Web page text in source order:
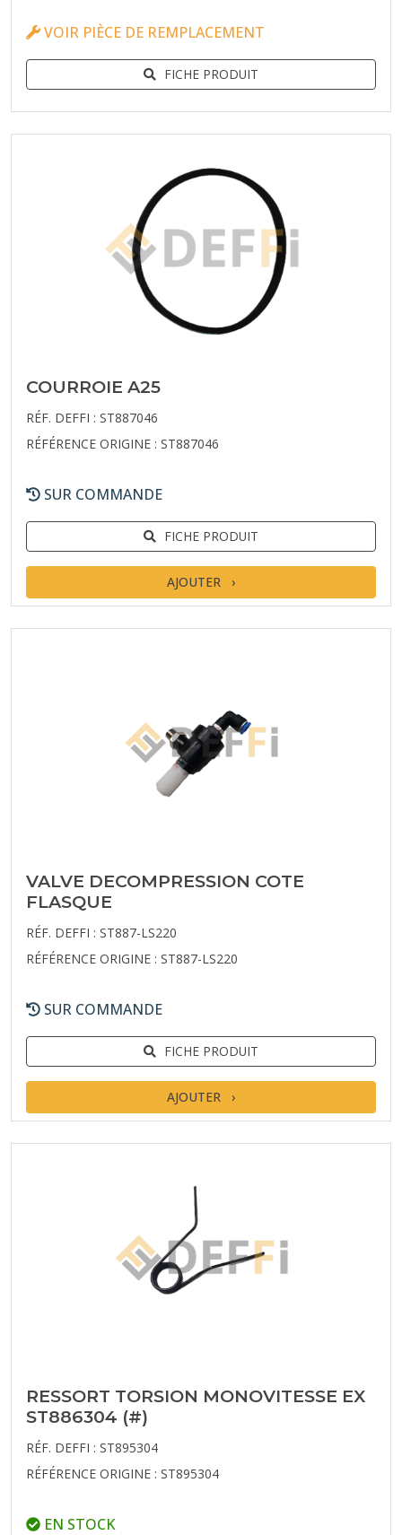
VOIR PIÈCE DE REMPLACEMENT
FICHE PRODUIT
COURROIE A25
RÉF. DEFFI : ST887046
RÉFÉRENCE ORIGINE : ST887046
SUR COMMANDE
FICHE PRODUIT
AJOUTER
VALVE DECOMPRESSION COTE
FLASQUE
RÉF. DEFFI : ST887-LS220
RÉFÉRENCE ORIGINE : ST887-LS220
SUR COMMANDE
FICHE PRODUIT
AJOUTER
RESSORT TORSION MONOVITESSE EX
ST886304 (#)
RÉF. DEFFI : ST895304
RÉFÉRENCE ORIGINE : ST895304
EN STOCK